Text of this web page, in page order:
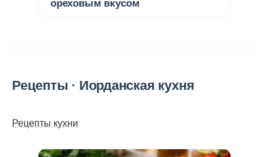
ореховым вкусом
Рецепты · Иорданская кухня
Рецепты кухни